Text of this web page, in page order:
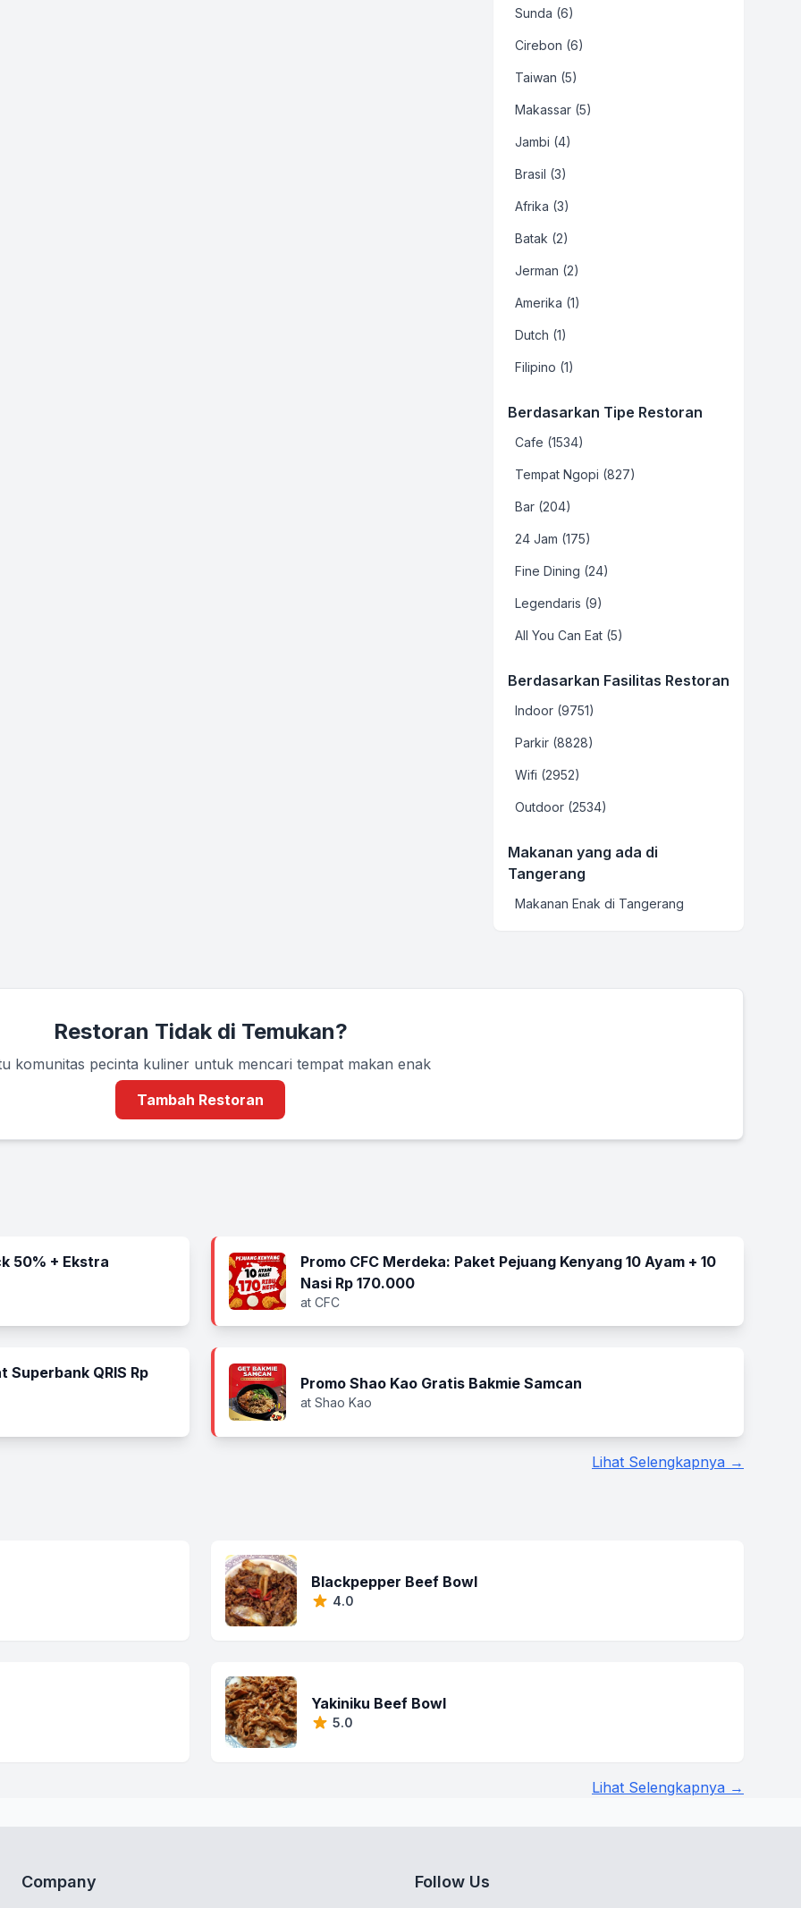
Sunda (6)
Cirebon (6)
Taiwan (5)
Makassar (5)
Jambi (4)
Brasil (3)
Afrika (3)
Batak (2)
Jerman (2)
Amerika (1)
Dutch (1)
Filipino (1)
Berdasarkan Tipe Restoran
Cafe (1534)
Tempat Ngopi (827)
Bar (204)
24 Jam (175)
Fine Dining (24)
Legendaris (9)
All You Can Eat (5)
Berdasarkan Fasilitas Restoran
Indoor (9751)
Parkir (8828)
Wifi (2952)
Outdoor (2534)
Makanan yang ada di
Tangerang
Makanan Enak di Tangerang
Restoran Tidak di Temukan?
komunitas pecinta kuliner untuk mencari tempat makan enak
Tambah Restoran
50% + Ekstra
Promo CFC Merdeka: Paket Pejuang Kenyang 10 Ayam + 10
Nasi Rp 170.000
at CFC
Superbank QRIS Rp
Promo Shao Kao Gratis Bakmie Samcan
at Shao Kao
Lihat Selengkapnya →
Blackpepper Beef Bowl
4.0
Yakiniku Beef Bowl
5.0
Lihat Selengkapnya →
Company Follow Us